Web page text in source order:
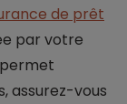
de prêt
par votre
assurez-vous